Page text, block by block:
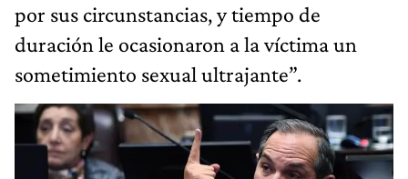
por sus circunstancias, y tiempo de
duración le ocasionaron a la víctima un
sometimiento sexual ultrajante”.